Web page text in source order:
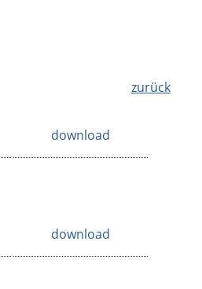
zurück
download
download